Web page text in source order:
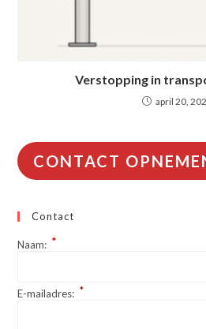
Verstopping in
april 20,
CONTACT
Contact
Naam: *
E-mailadres: *